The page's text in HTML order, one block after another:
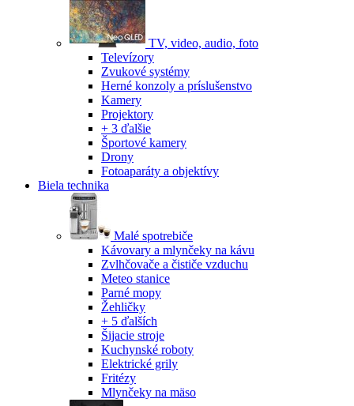
TV, video, audio, foto
Televízory
Zvukové systémy
Herné konzoly a príslušenstvo
Kamery
Projektory
+ 3 ďalšie
Športové kamery
Drony
Fotoaparáty a objektívy
Biela technika
Malé spotrebiče
Kávovary a mlynčeky na kávu
Zvlhčovače a čističe vzduchu
Meteo stanice
Parné mopy
Žehličky
+ 5 ďalších
Šijacie stroje
Kuchynské roboty
Elektrické grily
Fritézy
Mlynčeky na mäso